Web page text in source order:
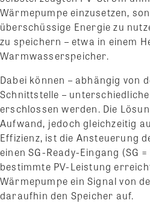
Wärmepumpe einzusetzen,
überschüssige Energie zu
zu speichern – etwa in einem
Warmwasserspeicher.
Dabei können – abhängig von
Schnittstelle –
erschlossen werden. Die
Aufwand, jedoch gleichzeitig
Effizienz, ist die Ansteuerung
einen SG-Ready-Eingang (SG
bestimmte PV-Leistung
Wärmepumpe ein Signal von
daraufhin den Speicher auf.